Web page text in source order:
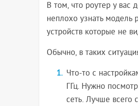
В том, что роутер у вас
неплохо узнать модель
устройств которые не
Обычно, в таких
Что-то с
ГГц. Нужно
сеть. Лучше всего